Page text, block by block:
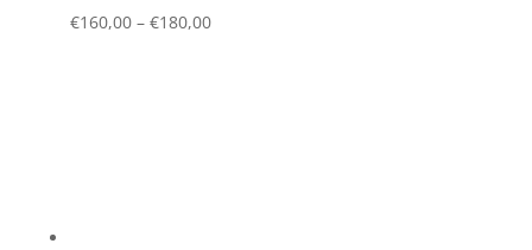
€160,00– €180,00